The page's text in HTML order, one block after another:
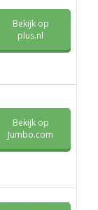
Bekijk op
plus.nl
Bekijk op
Jumbo.com